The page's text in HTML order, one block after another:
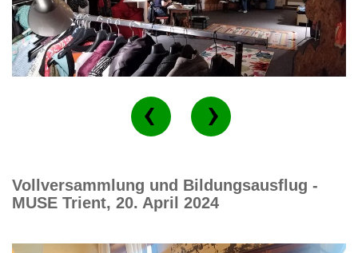
Vollversammlung und Bildungsausflug -
MUSE Trient, 20. April 2024